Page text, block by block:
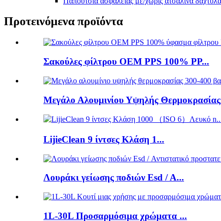
Προτεινόμενα προϊόντα
Σακούλες φίλτρου OEM PPS 100% PP...
Μεγάλο Αλουμινίου Υψηλής
LijieClean 9 ίντσες Κλάση 1...
Λουράκι γείωσης ποδιών Esd / A...
1L-30L Προσαρμόσιμα χρώματα ...